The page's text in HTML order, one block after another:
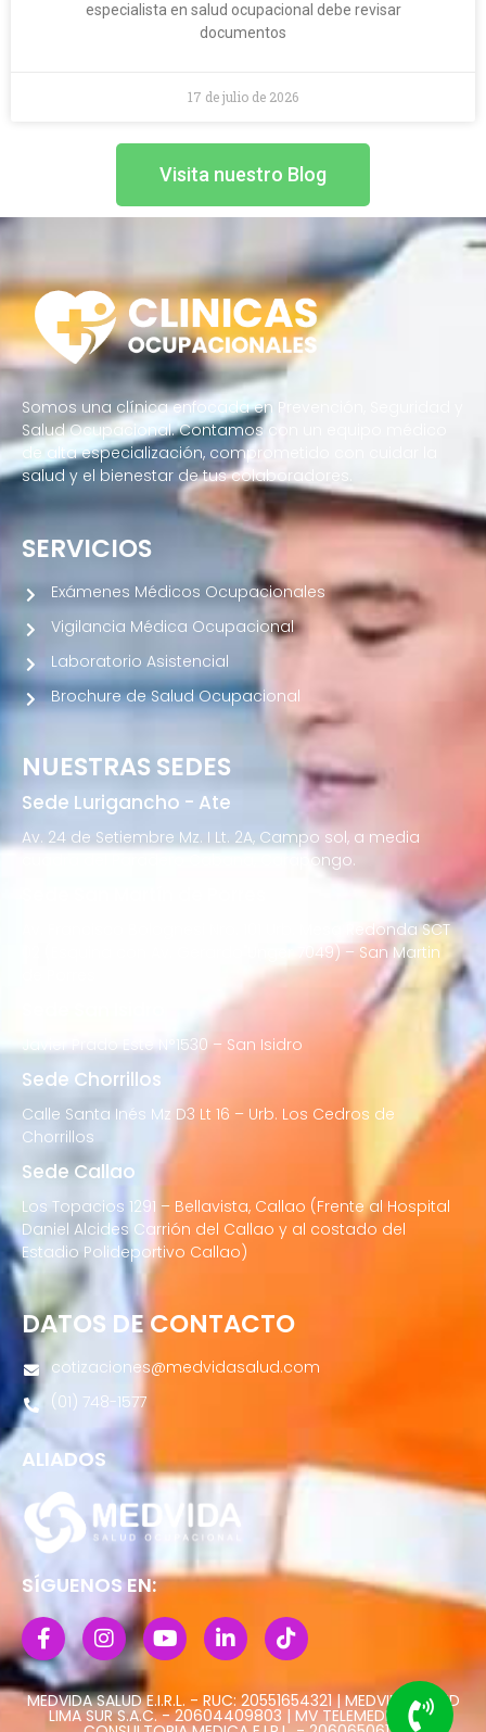
especialista en salud ocupacional debe revisar
documentos
17 de julio de 2026
Visita nuestro Blog
Somos una clínica enfocada en Prevención, Seguridad y
Salud Ocupacional. Contamos con un equipo médico
de alta especialización, comprometido con cuidar la
salud y el bienestar de tus colaboradores.
NUESTRAS SEDES
Sede Lurigancho - Ate
Av. 24 de Setiembre Mz. I Lt. 2A, Campo sol, a media
cuadra del Paradero Cabana, Carapongo.
Av. Francisco Bolognesi Nro. 101 Urb. Mesa Redonda SCT
02 (Esquina con Av. Gerardo Unger 7049) – San Martin
Javier Prado Este N°1530 – San Isidro
Sede Chorrillos
Calle Santa Inés Mz D3 Lt 16 – Urb. Los Cedros de
Chorrillos
Sede Callao
Los Topacios 1291 – Bellavista, Callao (Frente al Hospital
Daniel Alcides Carrión del Callao y al costado del
Estadio Polideportivo Callao)
SERVICIOS
Exámenes Médicos Ocupacionales
Vigilancia Médica Ocupacional
Laboratorio Asistencial
Brochure de Salud Ocupacional
DATOS DE CONTACTO
cotizaciones@medvidasalud.com
(01) 748-1577
ALIADOS
SÍGUENOS EN:
MEDVIDA SALUD E.I.R.L. - RUC: 20551654321 | MEDVIDA SALUD
LIMA SUR S.A.C. - 20604409803 | MV TELEMEDICINA Y